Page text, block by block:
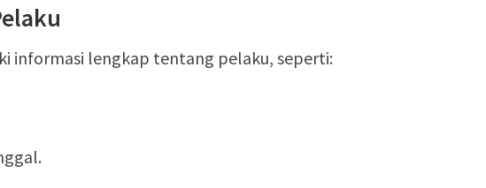
informasi lengkap tentang pelaku, seperti: